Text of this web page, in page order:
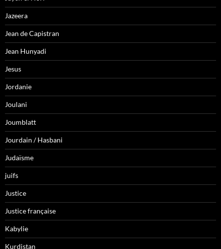
Jazeera
Jean de Capistran
Jean Hunyadi
Jesus
Jordanie
Joulani
Joumblatt
Jourdain / Hasbani
Judaïsme
juifs
Justice
Justice française
Kabylie
Kurdistan